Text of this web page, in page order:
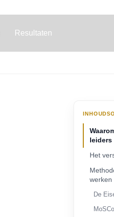
Resultaten
Het
werken
De